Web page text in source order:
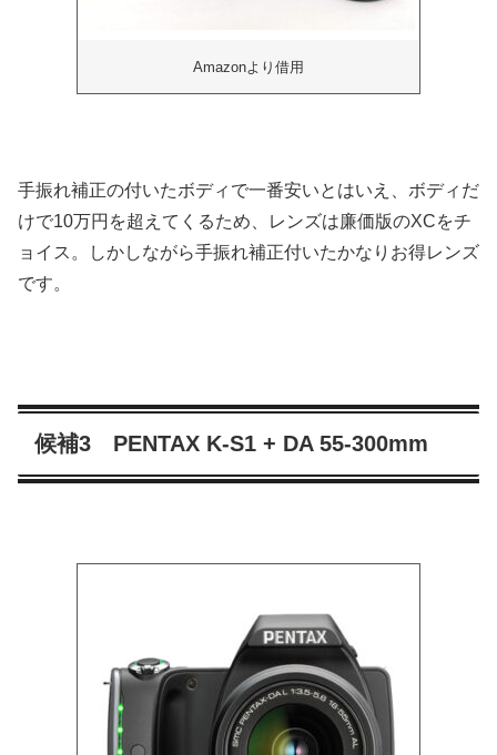
Amazonより借用
手振れ補正の付いたボディで一番安いとはいえ、ボディだ
けで10万円を超えてくるため、レンズは廉価版のXCをチ
ョイス。しかしながら手振れ補正付いたかなりお得レンズ
です。
候補3 PENTAX K-S1 + DA 55-300mm